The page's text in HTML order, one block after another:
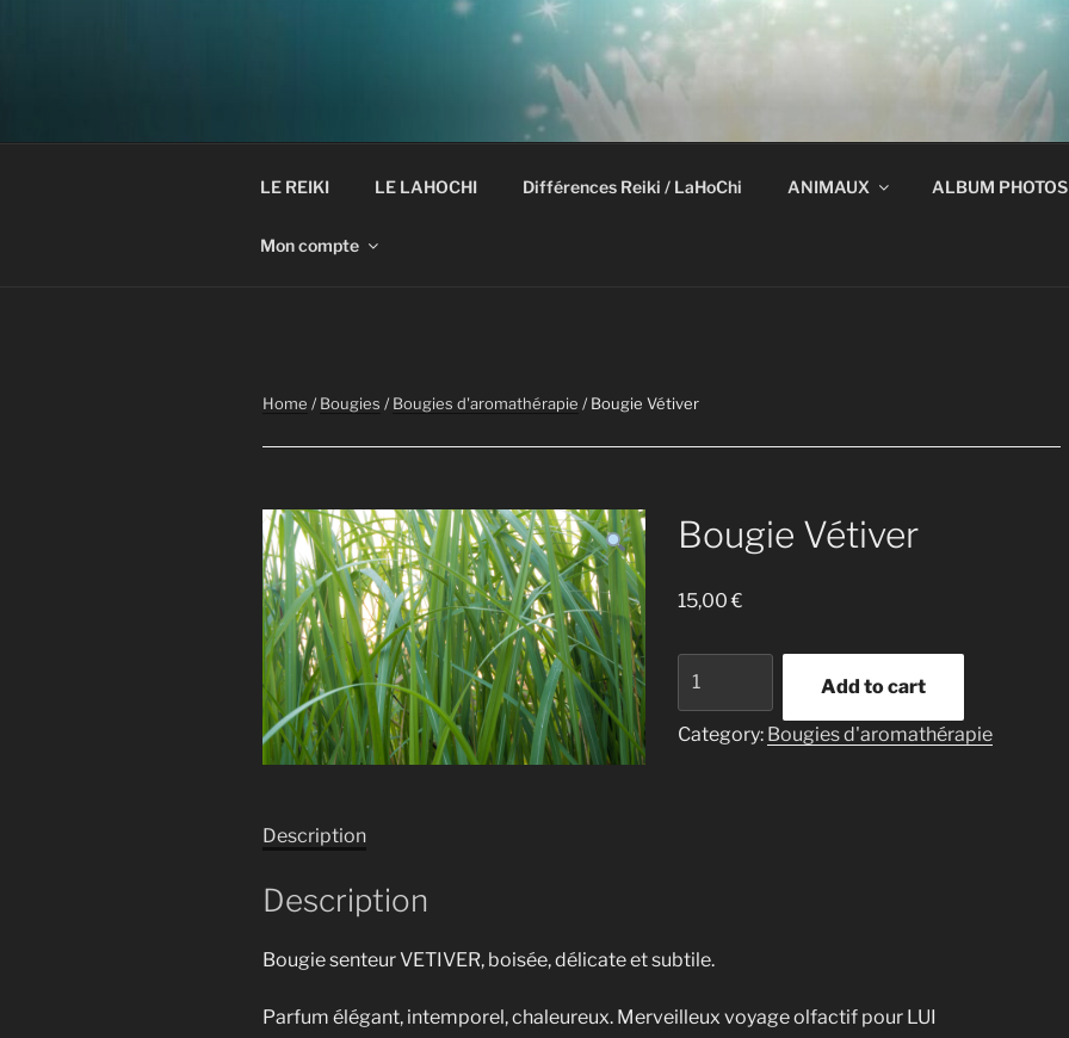
LE REIKI LE LAHOCHI Différences Reiki / LaHoChi ANIMAUX ALBUM PHOTOS
Mon compte
Home /Bougies /Bougies d'aromathérapie / Bougie Vétiver
Bougie Vétiver
15,00€
Vétiver
quantity
Add to cart
Category: Bougies d'aromathérapie
Description
Description
Bougie senteur VETIVER, boisée, délicate et subtile.
Parfum élégant, intemporel, chaleureux. Merveilleux voyage olfactif pour LUI